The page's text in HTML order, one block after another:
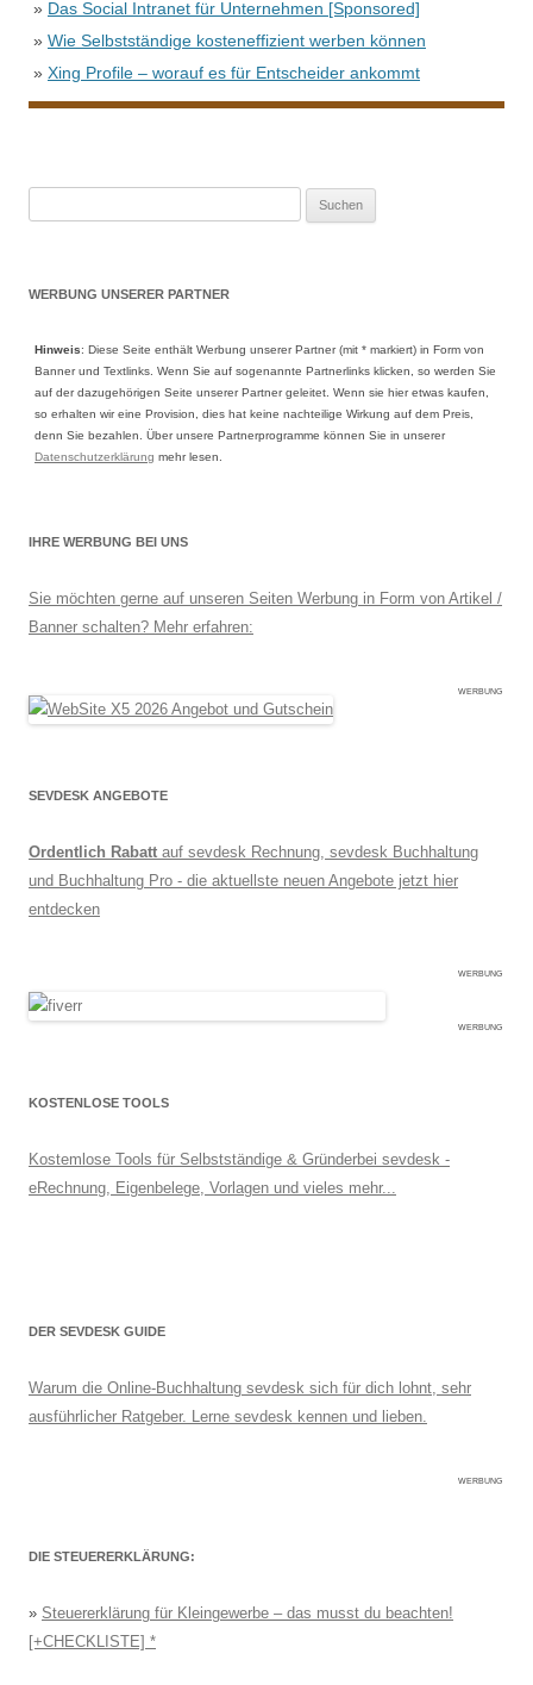
» Das Social Intranet für Unternehmen [Sponsored]
» Wie Selbstständige kosteneffizient werben können
» Xing Profile – worauf es für Entscheider ankommt
WERBUNG UNSERER PARTNER
Hinweis: Diese Seite enthält Werbung unserer Partner (mit * markiert) in Form von
Banner und Textlinks. Wenn Sie auf sogenannte Partnerlinks klicken, so werden Sie
auf der dazugehörigen Seite unserer Partner geleitet. Wenn sie hier etwas kaufen,
so erhalten wir eine Provision, dies hat keine nachteilige Wirkung auf dem Preis,
denn Sie bezahlen. Über unsere Partnerprogramme können Sie in unserer
Datenschutzerklärung mehr lesen.
IHRE WERBUNG BEI UNS
Sie möchten gerne auf unseren Seiten Werbung in Form von Artikel /
Banner schalten? Mehr erfahren:
WERBUNG
SEVDESK ANGEBOTE
Ordentlich Rabatt auf sevdesk Rechnung, sevdesk Buchhaltung
und Buchhaltung Pro - die aktuellste neuen Angebote jetzt hier
entdecken
WERBUNG
WERBUNG
KOSTENLOSE TOOLS
Kostemlose Tools für Selbstständige & Gründerbei sevdesk -
eRechnung, Eigenbelege, Vorlagen und vieles mehr...
DER SEVDESK GUIDE
Warum die Online-Buchhaltung sevdesk sich für dich lohnt, sehr
ausführlicher Ratgeber. Lerne sevdesk kennen und lieben.
WERBUNG
DIE STEUERERKLÄRUNG:
» Steuererklärung für Kleingewerbe – das musst du beachten!
[+CHECKLISTE]